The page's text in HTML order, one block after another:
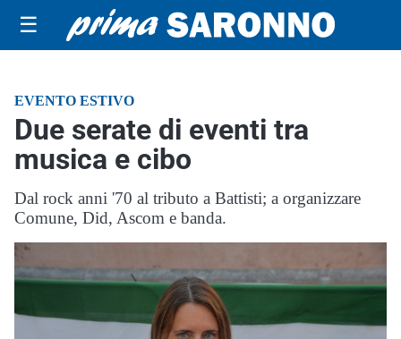
☰
EVENTO ESTIVO
Due serate di eventi tra
musica e cibo
Dal rock anni '70 al tributo a Battisti; a organizzare
Comune, Did, Ascom e banda.